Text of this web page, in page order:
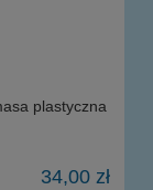
plastyczna
34,00 zł